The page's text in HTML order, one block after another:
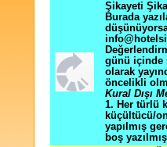
Şikayeti
Burada
günü içinde
olarak
öncelikli
Kural Dışı
1. Her türlü
küçültücü/
yapılmış
boş